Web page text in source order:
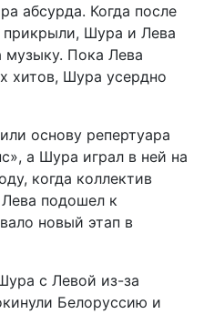
абсурда. Когда после
прикрыли, Шура и Лева
музыку. Пока Лева
хитов, Шура усердно
основу репертуара
а Шура играл в ней на
когда коллектив
подошел к
новый этап в
с Левой из-за
Белоруссию и